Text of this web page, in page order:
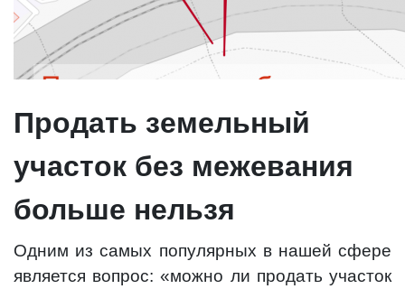
Продать земельный
участок без межевания
больше нельзя
Одним из самых популярных в нашей сфере
является вопрос: «можно ли продать участок